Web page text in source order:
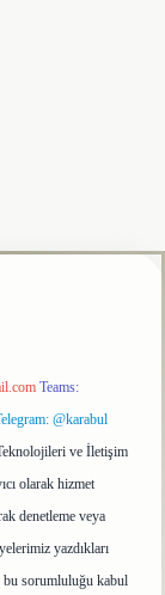
Teams:
@karabul
ve İletişim
olarak hizmet
denetleme veya
yazdıkları
bu sorumluluğu kabul